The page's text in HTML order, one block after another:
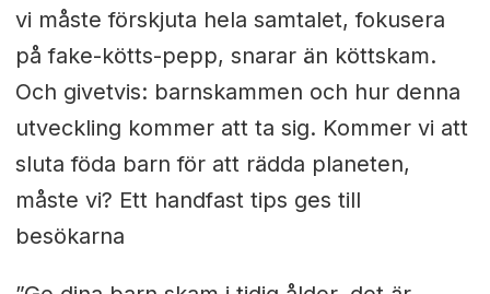
vi måste förskjuta hela samtalet, fokusera
på fake-kötts-pepp, snarar än köttskam.
Och givetvis: barnskammen och hur denna
utveckling kommer att ta sig. Kommer vi att
sluta föda barn för att rädda planeten,
måste vi? Ett handfast tips ges till
besökarna